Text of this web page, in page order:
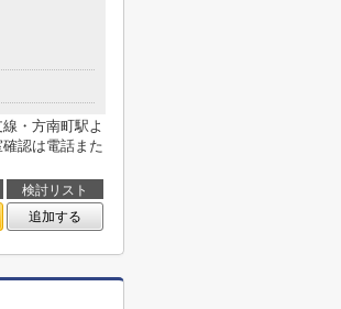
・方南町駅よ
認は電話また
検討リスト
追加する